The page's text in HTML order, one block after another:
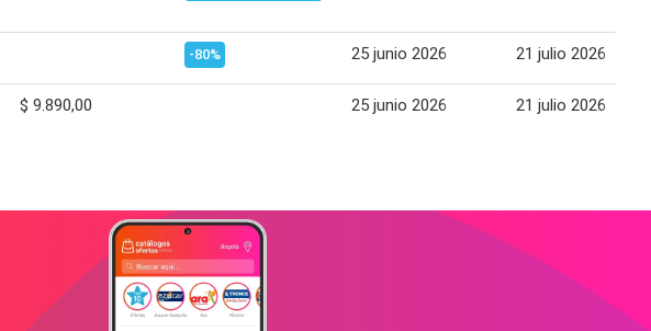
-80% 25 junio 2026 21 julio 2026
$ 9.890,00 25 junio 2026 21 julio 2026